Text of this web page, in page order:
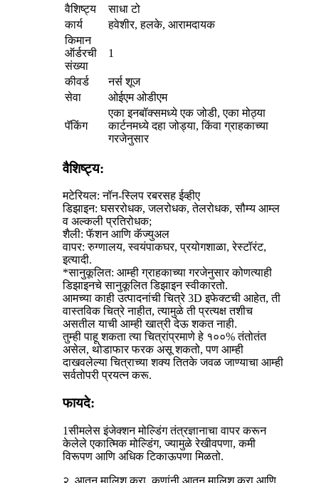
वैशिष्ट्य
साधा टो
कार्य
हवेशीर, हलके, आरामदायक
किमान
ऑर्डरची
संख्या
1
कीवर्ड
नर्स शूज
सेवा
ओईएम ओडीएम
पॅकिंग
एका इनबॉक्समध्ये एक जोडी, एका मोठ्या
कार्टनमध्ये दहा जोड्या, किंवा ग्राहकाच्या
गरजेनुसार
वैशिष्ट्य:
मटेरियल: नॉन-स्लिप रबरसह ईव्हीए
डिझाइन: घसररोधक, जलरोधक, तेलरोधक, सौम्य आम्ल
व अल्कली प्रतिरोधक;
शैली: फॅशन आणि कॅज्युअल
वापर: रुग्णालय, स्वयंपाकघर, प्रयोगशाळा, रेस्टॉरंट,
इत्यादी.
*सानुकूलित: आम्ही ग्राहकाच्या गरजेनुसार कोणत्याही
डिझाइनचे सानुकूलित डिझाइन स्वीकारतो.
आमच्या काही उत्पादनांची चित्रे 3D इफेक्टची आहेत, ती
वास्तविक चित्रे नाहीत, त्यामुळे ती प्रत्यक्ष तशीच
असतील याची आम्ही खात्री देऊ शकत नाही.
तुम्ही पाहू शकता त्या चित्रांप्रमाणे हे १००% तंतोतंत
असेल, थोडाफार फरक असू शकतो, पण आम्ही
दाखवलेल्या चित्राच्या शक्य तितके जवळ जाण्याचा आम्ही
सर्वतोपरी प्रयत्न करू.
फायदे:
1सीमलेस इंजेक्शन मोल्डिंग तंत्रज्ञानाचा वापर करून
केलेले एकात्मिक मोल्डिंग, ज्यामुळे रेखीवपणा, कमी
विरूपण आणि अधिक टिकाऊपणा मिळतो.
२. आतून मालिश करा, कणांनी आतून मालिश करा आणि